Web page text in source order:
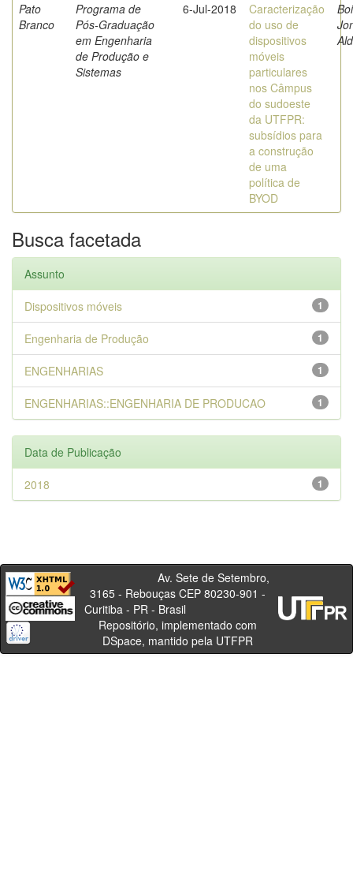
Pato
Branco
Programa de
Pós-Graduação
em Engenharia
de Produção e
Sistemas
6-Jul-2018
Caracterização
do uso de
dispositivos
móveis
particulares
nos Câmpus
do sudoeste
da UTFPR:
subsídios para
a construção
de uma
política de
BYOD
Busca facetada
Assunto
1
Dispositivos móveis
1
Engenharia de Produção
1
ENGENHARIAS
1
ENGENHARIAS::ENGENHARIA DE PRODUCAO
Data de Publicação
1
2018
Av. Sete de Setembro,
3165 - Rebouças CEP 80230-901 -
Curitiba - PR - Brasil
Repositório, implementado com
DSpace, mantido pela UTFPR